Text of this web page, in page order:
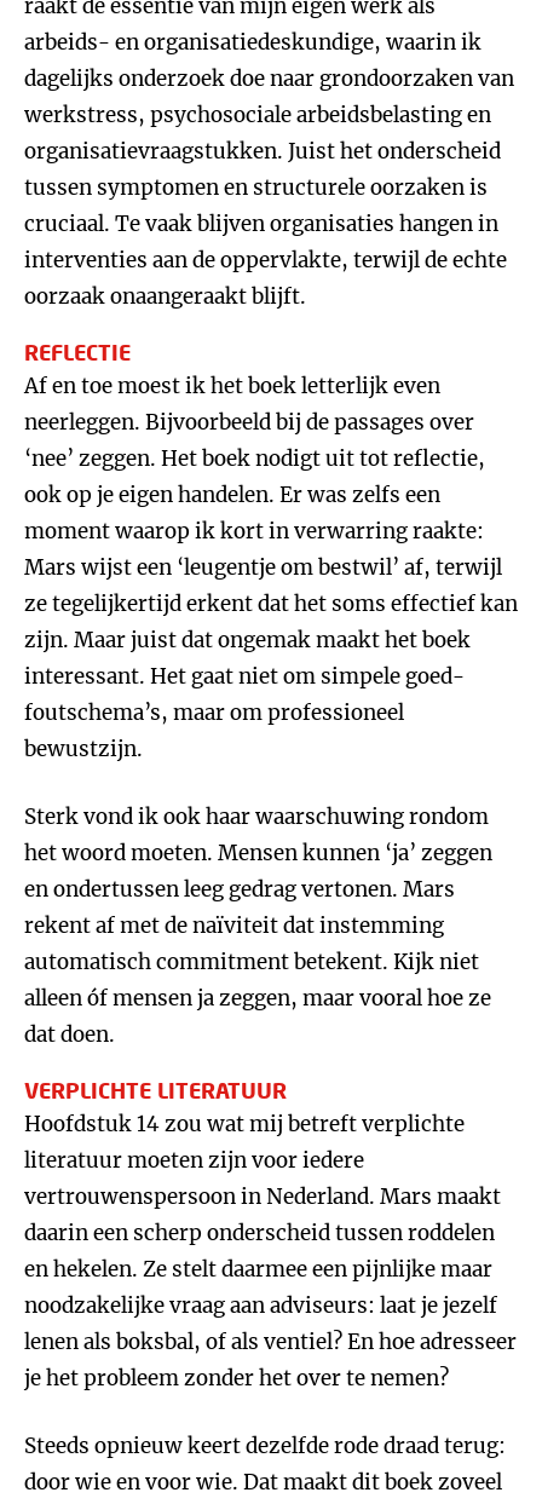
raakt de essentie van mijn eigen werk als
arbeids- en organisatiedeskundige, waarin ik
dagelijks onderzoek doe naar grondoorzaken van
werkstress, psychosociale arbeidsbelasting en
organisatievraagstukken. Juist het onderscheid
tussen symptomen en structurele oorzaken is
cruciaal. Te vaak blijven organisaties hangen in
interventies aan de oppervlakte, terwijl de echte
oorzaak onaangeraakt blijft.
REFLECTIE
Af en toe moest ik het boek letterlijk even
neerleggen. Bijvoorbeeld bij de passages over
‘nee’ zeggen. Het boek nodigt uit tot reflectie,
ook op je eigen handelen. Er was zelfs een
moment waarop ik kort in verwarring raakte:
Mars wijst een ‘leugentje om bestwil’ af, terwijl
ze tegelijkertijd erkent dat het soms effectief kan
zijn. Maar juist dat ongemak maakt het boek
interessant. Het gaat niet om simpele goed-
foutschema’s, maar om professioneel
bewustzijn.
Sterk vond ik ook haar waarschuwing rondom
het woord moeten. Mensen kunnen ‘ja’ zeggen
en ondertussen leeg gedrag vertonen. Mars
rekent af met de naïviteit dat instemming
automatisch commitment betekent. Kijk niet
alleen óf mensen ja zeggen, maar vooral hoe ze
dat doen.
VERPLICHTE LITERATUUR
Hoofdstuk 14 zou wat mij betreft verplichte
literatuur moeten zijn voor iedere
vertrouwenspersoon in Nederland. Mars maakt
daarin een scherp onderscheid tussen roddelen
en hekelen. Ze stelt daarmee een pijnlijke maar
noodzakelijke vraag aan adviseurs: laat je jezelf
lenen als boksbal, of als ventiel? En hoe adresseer
je het probleem zonder het over te nemen?
Steeds opnieuw keert dezelfde rode draad terug:
door wie en voor wie. Dat maakt dit boek zoveel